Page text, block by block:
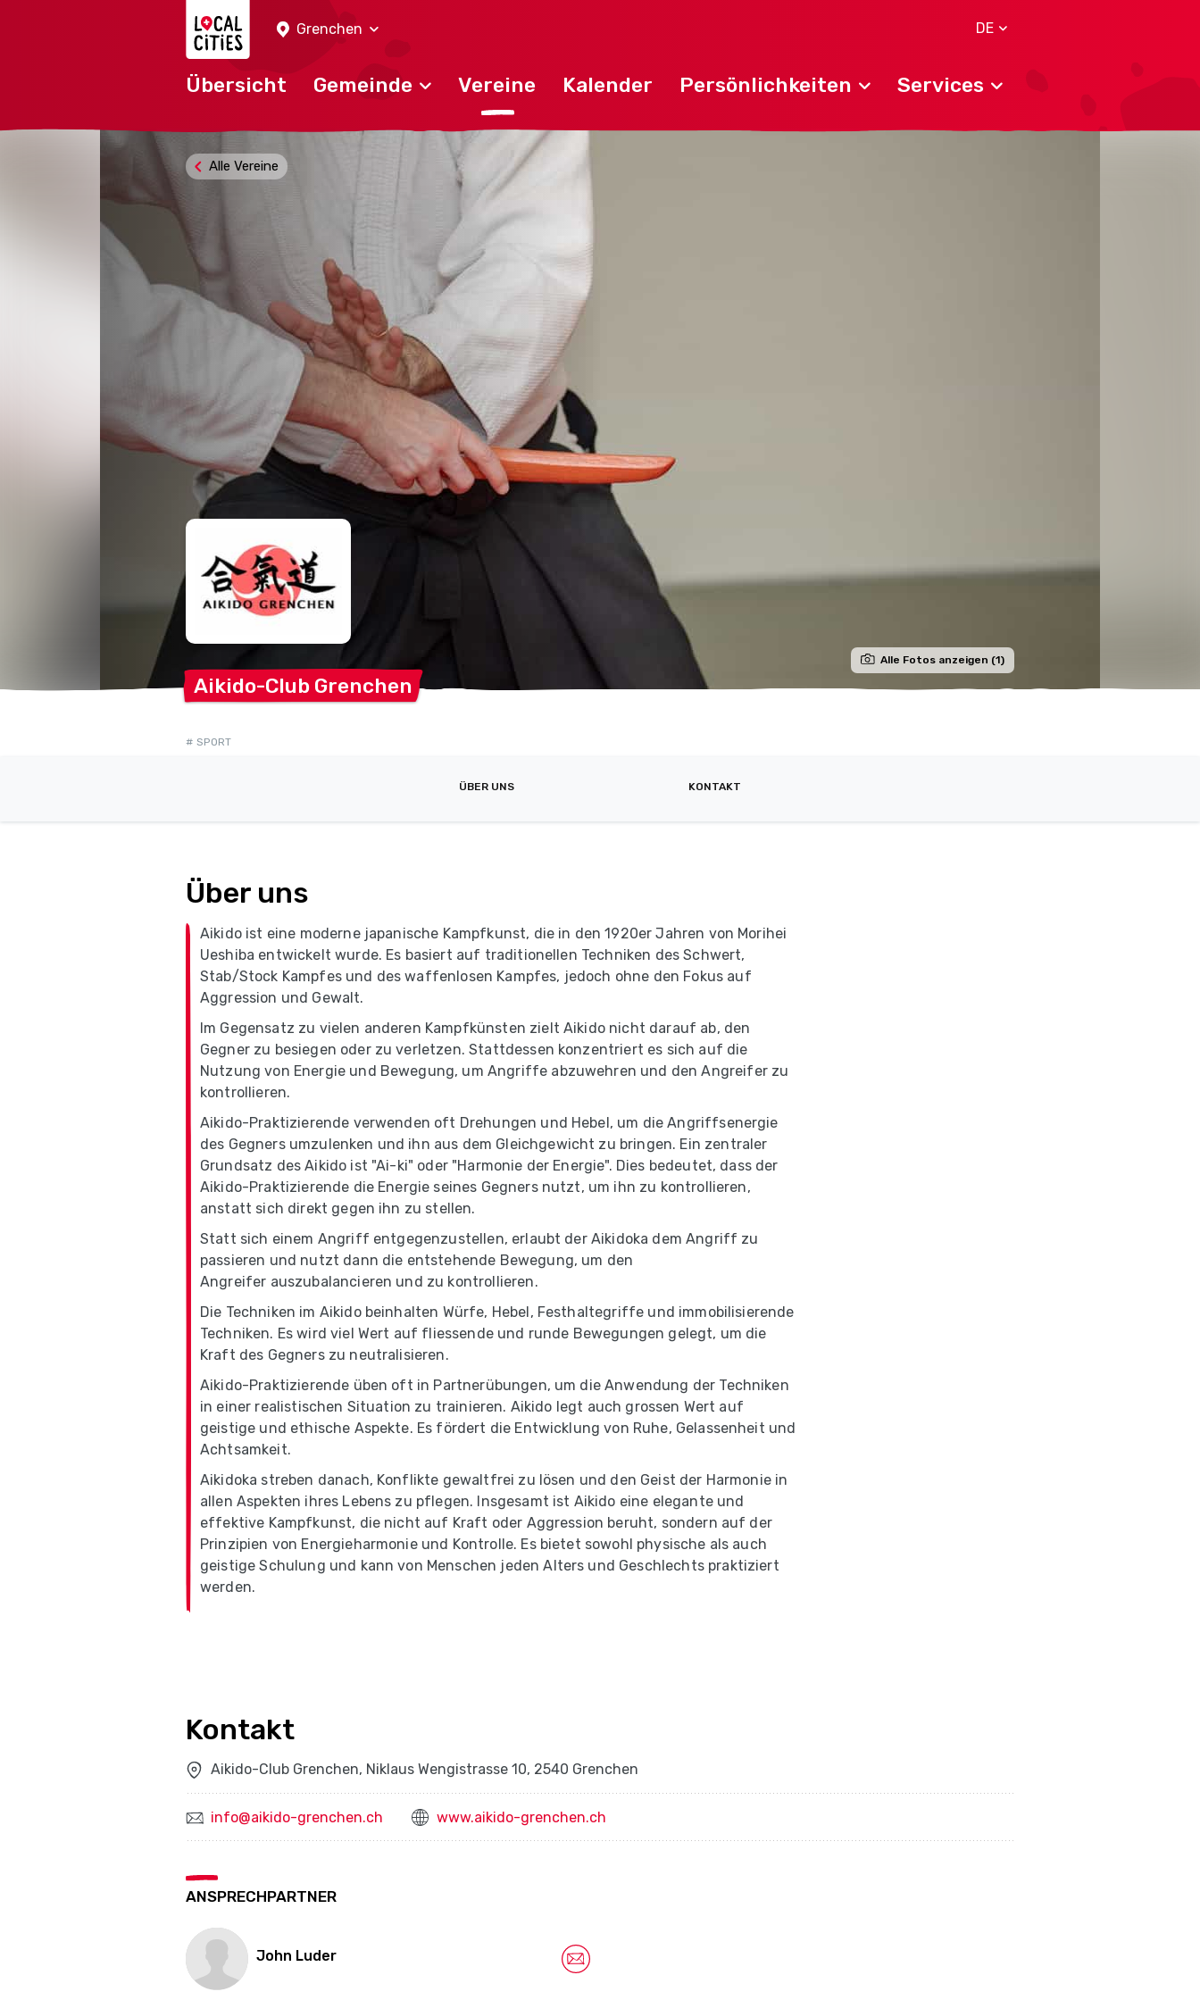
Grenchen
DE
Übersicht Gemeinde Vereine Kalender Persönlichkeiten Services
Aikido-Club Grenchen
Alle Fotos anzeigen (1)
Alle Vereine
# SPORT
ÜBER UNS KONTAKT
Über uns
Aikido ist eine moderne japanische Kampfkunst, die in den 1920er Jahren von Morihei
Ueshiba entwickelt wurde. Es basiert auf traditionellen Techniken des Schwert,
Stab/Stock Kampfes und des waffenlosen Kampfes, jedoch ohne den Fokus auf
Aggression und Gewalt.
Im Gegensatz zu vielen anderen Kampfkünsten zielt Aikido nicht darauf ab, den
Gegner zu besiegen oder zu verletzen. Stattdessen konzentriert es sich auf die
Nutzung von Energie und Bewegung, um Angriffe abzuwehren und den Angreifer zu
kontrollieren.
Aikido-Praktizierende verwenden oft Drehungen und Hebel, um die Angriffsenergie
des Gegners umzulenken und ihn aus dem Gleichgewicht zu bringen. Ein zentraler
Grundsatz des Aikido ist "Ai-ki" oder "Harmonie der Energie". Dies bedeutet, dass der
Aikido-Praktizierende die Energie seines Gegners nutzt, um ihn zu kontrollieren,
anstatt sich direkt gegen ihn zu stellen.
Statt sich einem Angriff entgegenzustellen, erlaubt der Aikidoka dem Angriff zu
passieren und nutzt dann die entstehende Bewegung, um den
Angreifer auszubalancieren und zu kontrollieren.
Die Techniken im Aikido beinhalten Würfe, Hebel, Festhaltegriffe und immobilisierende
Techniken. Es wird viel Wert auf fliessende und runde Bewegungen gelegt, um die
Kraft des Gegners zu neutralisieren.
Aikido-Praktizierende üben oft in Partnerübungen, um die Anwendung der Techniken
in einer realistischen Situation zu trainieren. Aikido legt auch grossen Wert auf
geistige und ethische Aspekte. Es fördert die Entwicklung von Ruhe, Gelassenheit und
Achtsamkeit.
Aikidoka streben danach, Konflikte gewaltfrei zu lösen und den Geist der Harmonie in
allen Aspekten ihres Lebens zu pflegen. Insgesamt ist Aikido eine elegante und
effektive Kampfkunst, die nicht auf Kraft oder Aggression beruht, sondern auf der
Prinzipien von Energieharmonie und Kontrolle. Es bietet sowohl physische als auch
geistige Schulung und kann von Menschen jeden Alters und Geschlechts praktiziert
werden.
Kontakt
Aikido-Club Grenchen, Niklaus Wengistrasse 10, 2540 Grenchen
info@aikido-grenchen.ch www.aikido-grenchen.ch
ANSPRECHPARTNER
John Luder